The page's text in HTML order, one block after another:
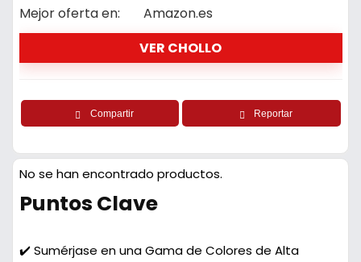
Mejor oferta en:
Amazon.es
VER CHOLLO
Compartir Reportar
No se han encontrado productos.
Puntos Clave
✔️ Sumérjase en una Gama de Colores de Alta